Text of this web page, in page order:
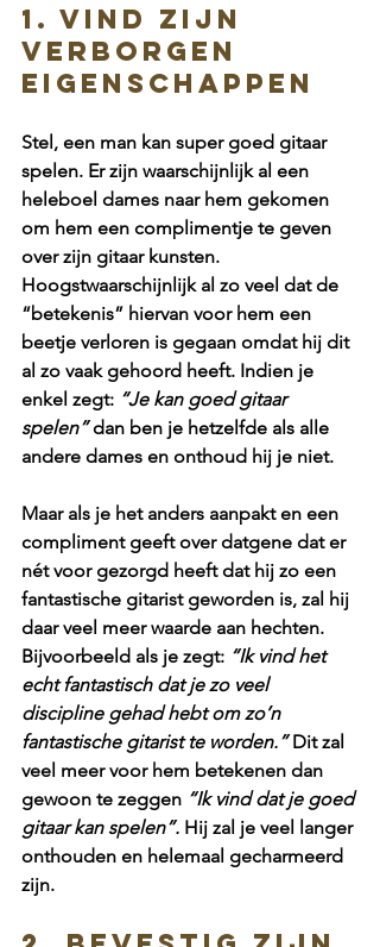
1. Vind zijn
verborgen
eigenschappen
Stel, een man kan super goed gitaar
spelen. Er zijn waarschijnlijk al een
heleboel dames naar hem gekomen
om hem een complimentje te geven
over zijn gitaar kunsten.
Hoogstwaarschijnlijk al zo veel dat de
“betekenis” hiervan voor hem een
beetje verloren is gegaan omdat hij dit
al zo vaak gehoord heeft. Indien je
enkel zegt: “Je kan goed gitaar
spelen” dan ben je hetzelfde als alle
andere dames en onthoud hij je niet.
Maar als je het anders aanpakt en een
compliment geeft over datgene dat er
nét voor gezorgd heeft dat hij zo een
fantastische gitarist geworden is, zal hij
daar veel meer waarde aan hechten.
Bijvoorbeeld als je zegt: “Ik vind het
echt fantastisch dat je zo veel
discipline gehad hebt om zo’n
fantastische gitarist te worden.” Dit zal
veel meer voor hem betekenen dan
gewoon te zeggen “Ik vind dat je goed
gitaar kan spelen”. Hij zal je veel langer
onthouden en helemaal gecharmeerd
zijn.